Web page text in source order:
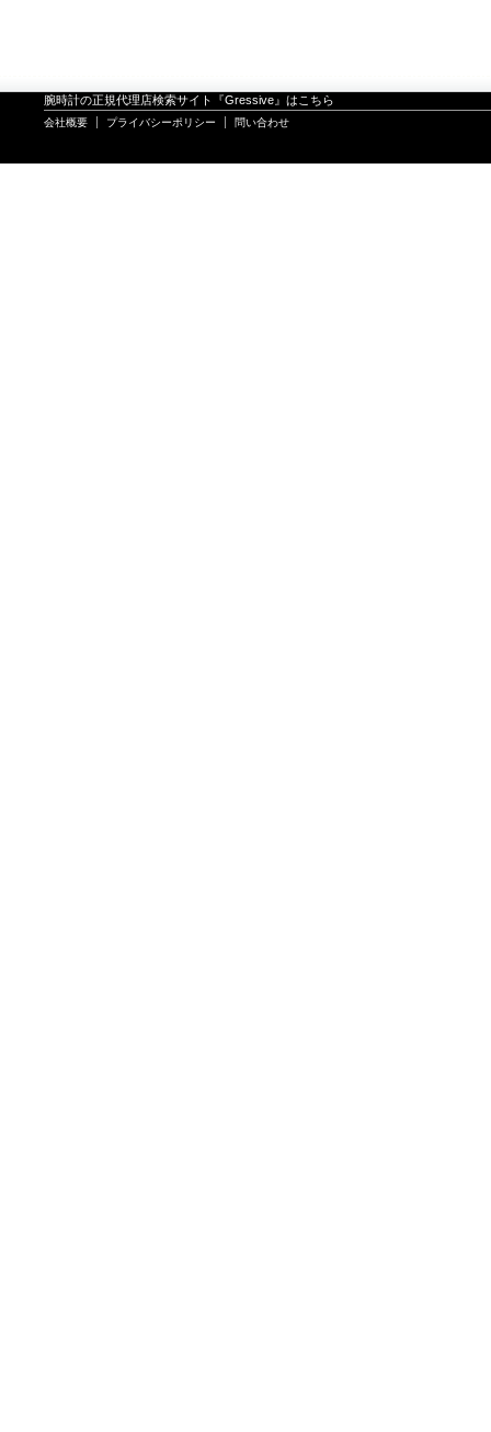
腕時計の正規代理店検索サイト『Gressive』はこちら
会社概要 プライバシーポリシー 問い合わせ